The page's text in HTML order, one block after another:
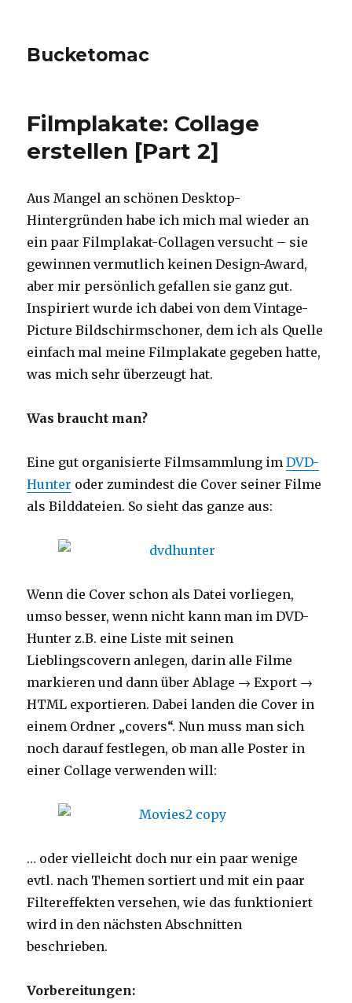
Bucketomac
Filmplakate: Collage
erstellen [Part 2]
Aus Mangel an schönen Desktop-
Hintergründen habe ich mich mal wieder an
ein paar Filmplakat-Collagen versucht – sie
gewinnen vermutlich keinen Design-Award,
aber mir persönlich gefallen sie ganz gut.
Inspiriert wurde ich dabei von dem Vintage-
Picture Bildschirmschoner, dem ich als Quelle
einfach mal meine Filmplakate gegeben hatte,
was mich sehr überzeugt hat.
Was braucht man?
Eine gut organisierte Filmsammlung imDVD-
Hunter oder zumindest die Cover seiner Filme
als Bilddateien. So sieht das ganze aus:
Wenn die Cover schon als Datei vorliegen,
umso besser, wenn nicht kann man im DVD-
Hunter z.B. eine Liste mit seinen
Lieblingscovern anlegen, darin alle Filme
markieren und dann über Ablage → Export →
HTML exportieren. Dabei landen die Cover in
einem Ordner „covers“. Nun muss man sich
noch darauf festlegen, ob man alle Poster in
einer Collage verwenden will:
… oder vielleicht doch nur ein paar wenige
evtl. nach Themen sortiert und mit ein paar
Filtereffekten versehen, wie das funktioniert
wird in den nächsten Abschnitten
beschrieben.
Vorbereitungen: